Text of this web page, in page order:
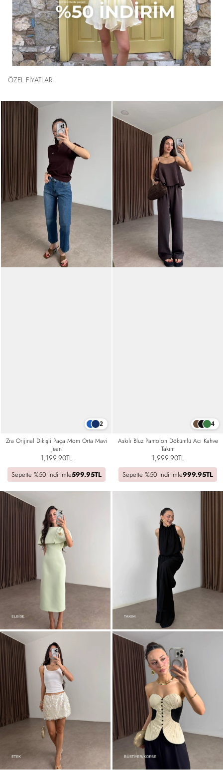
ÖZEL FİYATLAR
2
Zra Orijinal Dikişli Paça Mom Orta Mavi
Jean
1,199.90TL
Sepette %50 İndirimle599.95TL
4
Askılı Bluz Pantolon Dökümlü Acı Kahve
Takım
1,999.90TL
Sepette %50 İndirimle999.95TL